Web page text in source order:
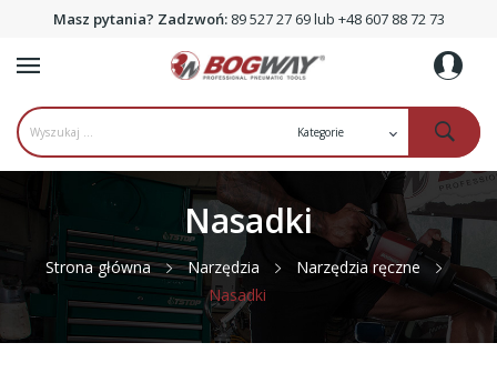
Masz pytania? Zadzwoń: 89 527 27 69 lub +48 607 88 72 73
Nasadki
Strona główna Narzędzia
Narzędzia ręczne
Nasadki